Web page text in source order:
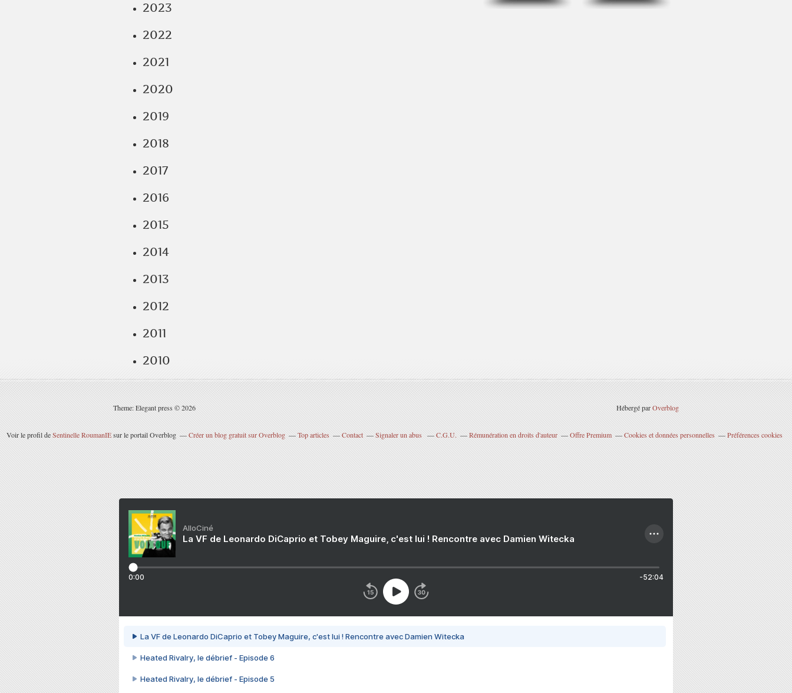
2023
2022
2021
2020
2019
2018
2017
2016
2015
2014
2013
2012
2011
2010
Theme: Elegant press © 2026 Hébergé parOverblog
Voir le profil deSentinelle RoumanIEsur le portail Overblog Créer un blog gratuit sur Overblog Top articles Contact Signaler un abus C.G.U. Rémunération en droits d'auteur Offre Premium Cookies et données personnelles Préférences cookies
AlloCiné
La VF de Leonardo DiCaprio et Tobey Maguire, c'est lui ! Rencontre avec Damien Witecka
0:00 -52:04
La VF de Leonardo DiCaprio et Tobey Maguire, c'est lui ! Rencontre avec Damien Witecka
Heated Rivalry, le débrief - Episode 6
Heated Rivalry, le débrief - Episode 5